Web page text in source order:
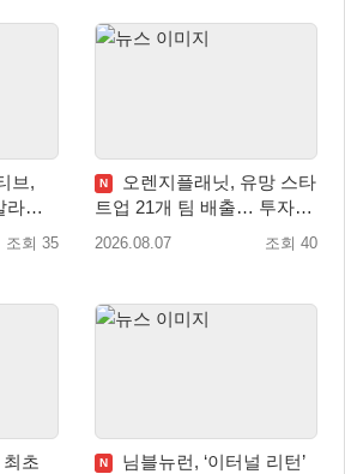
브,
라드
’ 올
조회 35
N
오렌지플래닛, 유망 스타
트업 21개 팀 배출… 투자유
치∙매출성장 성과 눈길
2026.08.07 조회 40
초
N
님블뉴런, ‘이터널 리턴’